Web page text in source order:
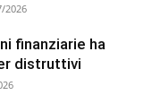
2026
finanziarie ha
distruttivi